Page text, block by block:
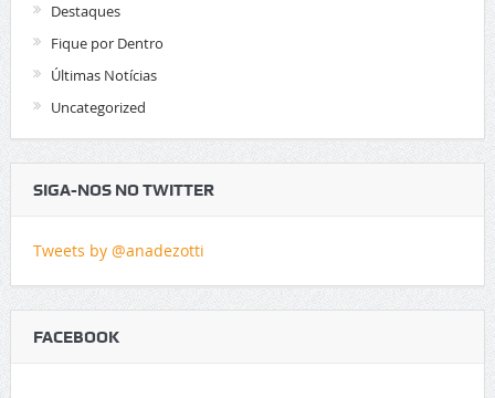
Destaques
Fique por Dentro
Últimas Notícias
Uncategorized
SIGA-NOS NO TWITTER
Tweets by @anadezotti
FACEBOOK